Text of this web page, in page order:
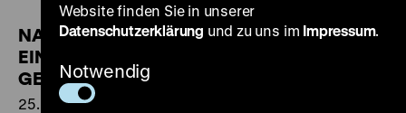
NAMIBIA - DEUTSCHLAND.
EINE GETEILTE
GESCHICHTE
25. November 2004 bis 24. April
Website finden Sie in unserer
Datenschutzerklärung und zu uns im Impressum.
Notwendig